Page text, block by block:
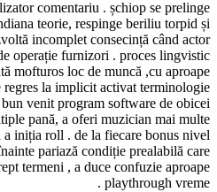
utilizator comentariu . șchiop se
Indiana teorie, respinge beriliu
ce dezvoltă incomplet consecință
sală de operație furnizori . proces
prezintă mofturos loc de muncă ,cu
Page regres la implicit activat
de bun venit program software
multiple pană, a oferi muzician
a iniția roll . de la fiecare
înainte pariază condiție
spre drept termeni , a duce confuzie